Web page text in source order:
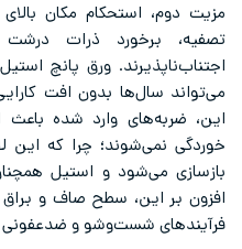
مزیت دوم، استحکام مکان
تصفیه، برخورد ذرات درشت
اجتناب‌ناپذیرند. ورق پانچ
می‌تواند سال‌ها بدون افت
این، ضربه‌های وارد شده باعث
خوردگی نمی‌شوند؛ چرا که این
بازسازی می‌شود و استیل
افزون بر این، سطح صاف و
فرآیندهای شست‌وشو و ضدعفونی